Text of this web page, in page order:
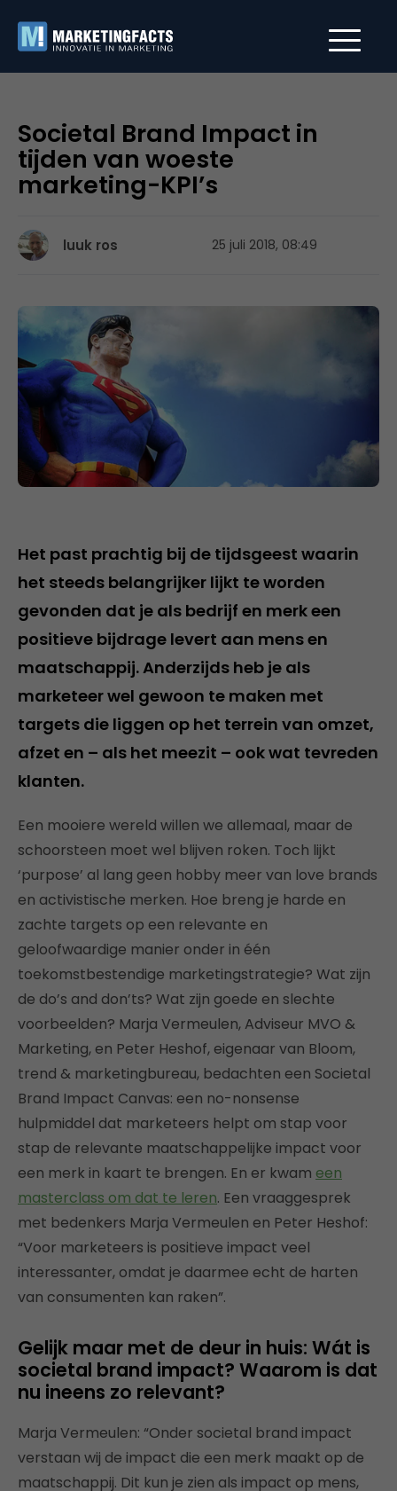
Societal Brand Impact in
tijden van woeste
marketing-KPI’s
luuk ros 25 juli 2018, 08:49
Het past prachtig bij de tijdsgeest waarin
het steeds belangrijker lijkt te worden
gevonden dat je als bedrijf en merk een
positieve bijdrage levert aan mens en
maatschappij. Anderzijds heb je als
marketeer wel gewoon te maken met
targets die liggen op het terrein van omzet,
afzet en – als het meezit – ook wat tevreden
klanten.
Een mooiere wereld willen we allemaal, maar de
schoorsteen moet wel blijven roken. Toch lijkt
‘purpose’ al lang geen hobby meer van love brands
en activistische merken. Hoe breng je harde en
zachte targets op een relevante en
geloofwaardige manier onder in één
toekomstbestendige marketingstrategie? Wat zijn
de do’s and don’ts? Wat zijn goede en slechte
voorbeelden? Marja Vermeulen, Adviseur MVO &
Marketing, en Peter Heshof, eigenaar van Bloom,
trend & marketingbureau, bedachten een Societal
Brand Impact Canvas: een no-nonsense
hulpmiddel dat marketeers helpt om stap voor
stap de relevante maatschappelijke impact voor
een merk in kaart te brengen. En er kwam een
masterclass om dat te leren. Een vraaggesprek
met bedenkers Marja Vermeulen en Peter Heshof:
“Voor marketeers is positieve impact veel
interessanter, omdat je daarmee echt de harten
van consumenten kan raken”.
Gelijk maar met de deur in huis: Wát is
societal brand impact? Waarom is dat
nu ineens zo relevant?
Marja Vermeulen: “Onder societal brand impact
verstaan wij de impact die een merk maakt op de
maatschappij. Dit kun je zien als impact op mens,